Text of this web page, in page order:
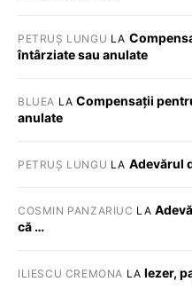
PETRUȘ LUNGU LA
întârziate sau anulate
BLUEA LACompensații
anulate
PETRUȘ LUNGU LA Adevărul
COSMIN PANZARIUC LA
că …
ILIESCU CREMONA LAIezer,